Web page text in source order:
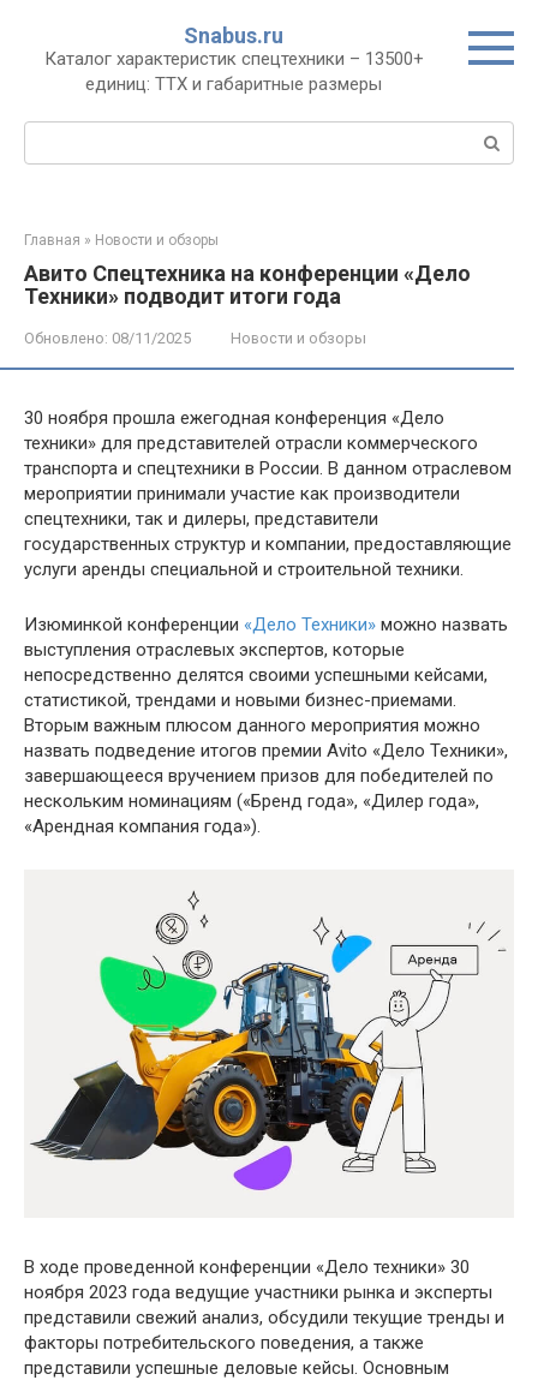
контенту
Snabus.ru
Каталог характеристик спецтехники – 13500+
единиц: ТТХ и габаритные размеры
Главная » Новости и обзоры
Авито Спецтехника на конференции «Дело
Техники» подводит итоги года
Обновлено: 08/11/2025 Новости и обзоры
30 ноября прошла ежегодная конференция «Дело
техники» для представителей отрасли коммерческого
транспорта и спецтехники в России. В данном отраслевом
мероприятии принимали участие как производители
спецтехники, так и дилеры, представители
государственных структур и компании, предоставляющие
услуги аренды специальной и строительной техники.
Изюминкой конференции «Дело Техники» можно назвать
выступления отраслевых экспертов, которые
непосредственно делятся своими успешными кейсами,
статистикой, трендами и новыми бизнес-приемами.
Вторым важным плюсом данного мероприятия можно
назвать подведение итогов премии Avito «Дело Техники»,
завершающееся вручением призов для победителей по
нескольким номинациям («Бренд года», «Дилер года»,
«Арендная компания года»).
В ходе проведенной конференции «Дело техники» 30
ноября 2023 года ведущие участники рынка и эксперты
представили свежий анализ, обсудили текущие тренды и
факторы потребительского поведения, а также
представили успешные деловые кейсы. Основным